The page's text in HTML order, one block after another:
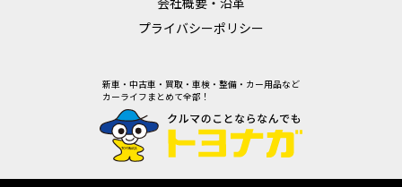
プライバシーポリシー
新車・中古車・買取・車検・整備・カー用品など
カーライフまとめて全部！